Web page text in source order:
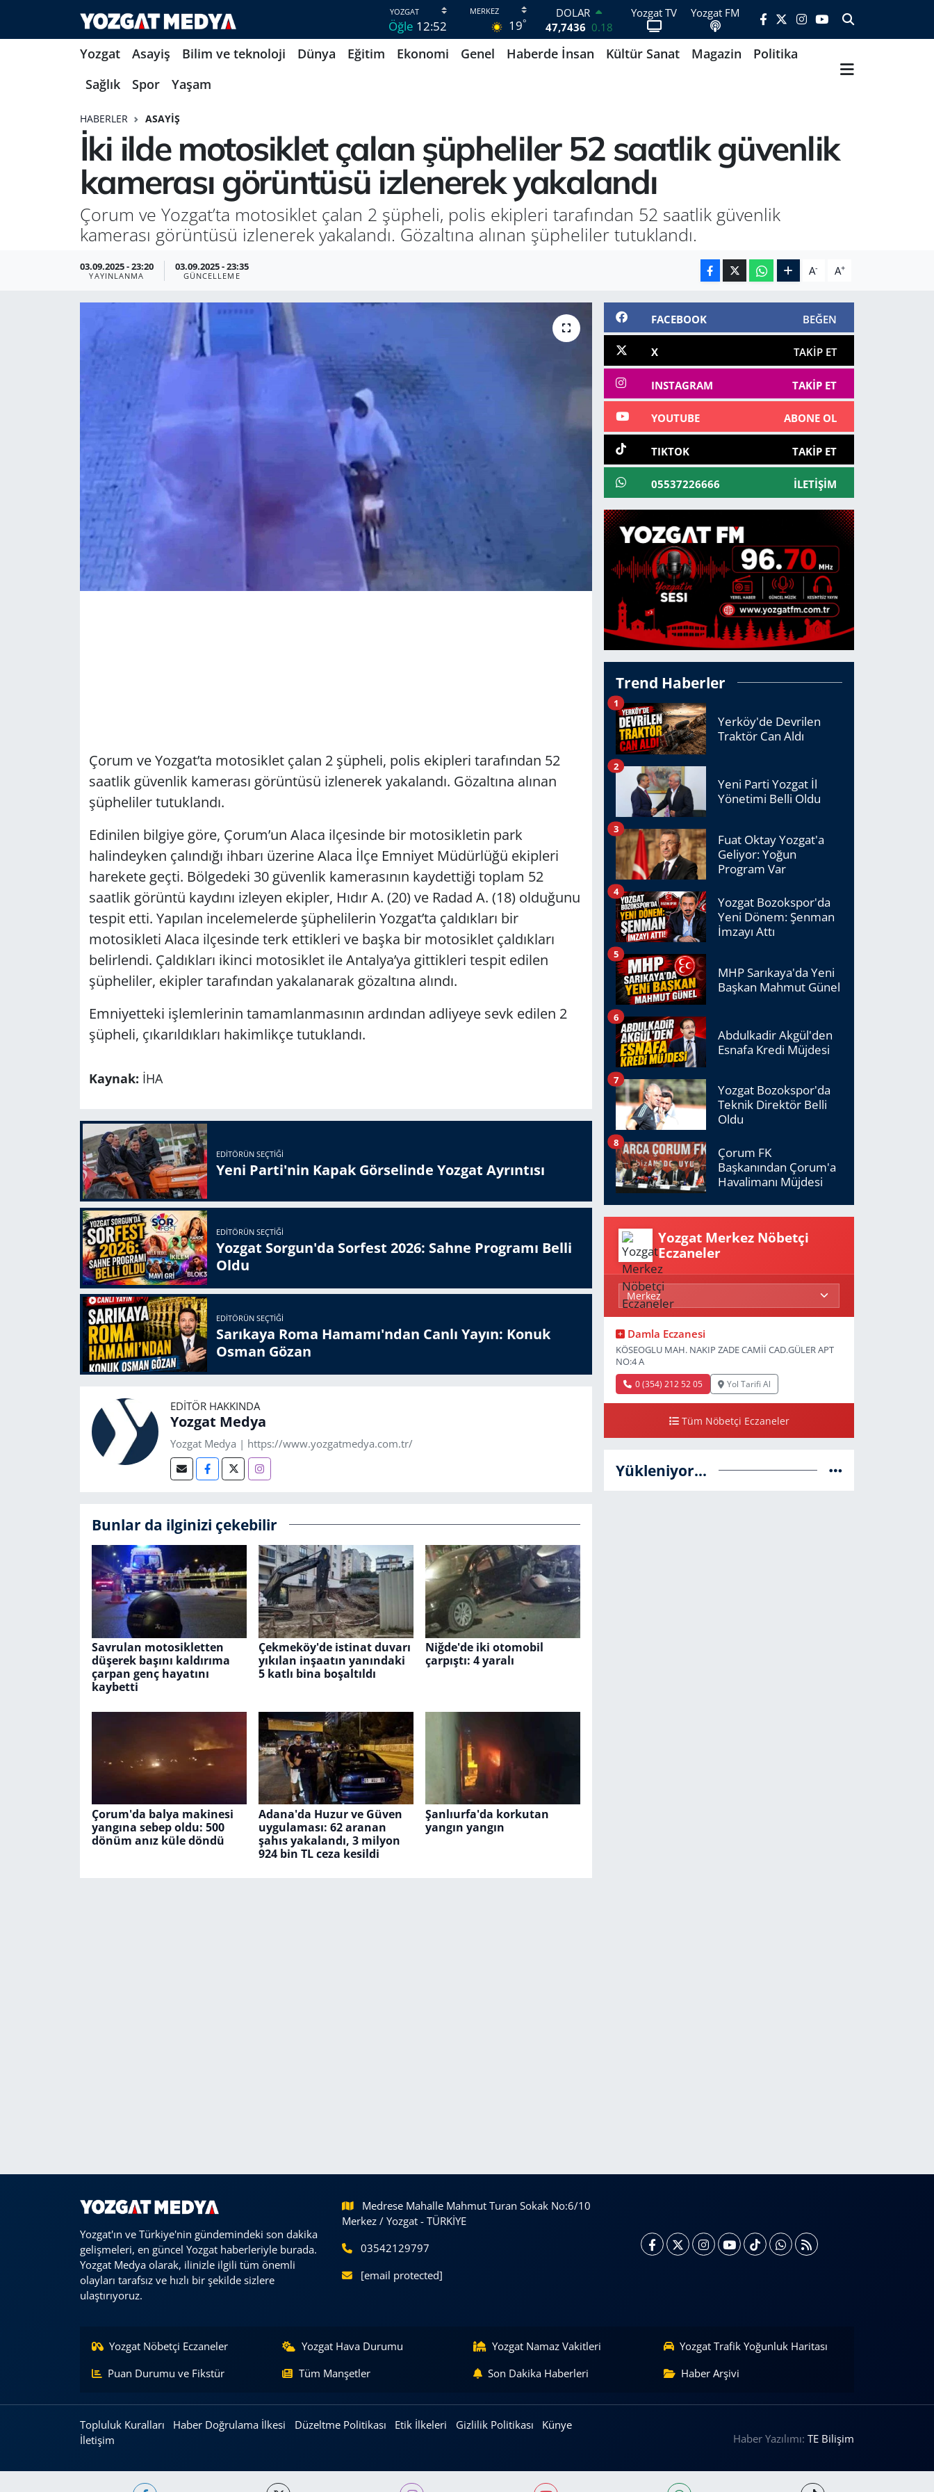
Öğle 12:52 19°
DOLAR
47,7436 0.18
EURO
55,2510 0.32
13.779 -14
BITCOIN
64.959,79
Yozgat TV Yozgat FM
Yozgat Asayiş Bilim ve teknoloji Dünya Eğitim Ekonomi Genel Haberde İnsan Kültür Sanat Magazin
Politika
Sağlık
Spor Yaşam
HABERLER ASAYIŞ
İki ilde motosiklet çalan şüpheliler 52 saatlik güvenlik
kamerası görüntüsü izlenerek yakalandı
Çorum ve Yozgat’ta motosiklet çalan 2 şüpheli, polis ekipleri tarafından 52 saatlik güvenlik
kamerası görüntüsü izlenerek yakalandı. Gözaltına alınan şüpheliler tutuklandı.
03.09.2025 - 23:20
YAYINLANMA
03.09.2025 - 23:35
GÜNCELLEME A- A+
Çorum ve Yozgat’ta motosiklet çalan 2 şüpheli, polis ekipleri tarafından 52
saatlik güvenlik kamerası görüntüsü izlenerek yakalandı. Gözaltına alınan
şüpheliler tutuklandı.
Edinilen bilgiye göre, Çorum’un Alaca ilçesinde bir motosikletin park
halindeyken çalındığı ihbarı üzerine Alaca İlçe Emniyet Müdürlüğü ekipleri
harekete geçti. Bölgedeki 30 güvenlik kamerasının kaydettiği toplam 52
saatlik görüntü kaydını izleyen ekipler, Hıdır A. (20) ve Radad A. (18) olduğunu
tespit etti. Yapılan incelemelerde şüphelilerin Yozgat’ta çaldıkları bir
motosikleti Alaca ilçesinde terk ettikleri ve başka bir motosiklet çaldıkları
belirlendi. Çaldıkları ikinci motosiklet ile Antalya’ya gittikleri tespit edilen
şüpheliler, ekipler tarafından yakalanarak gözaltına alındı.
Emniyetteki işlemlerinin tamamlanmasının ardından adliyeye sevk edilen 2
şüpheli, çıkarıldıkları hakimlikçe tutuklandı.
Kaynak: İHA
EDITÖRÜN SEÇTIĞI
Yeni Parti'nin Kapak Görselinde Yozgat Ayrıntısı
EDITÖRÜN SEÇTIĞI
Yozgat Sorgun'da Sorfest 2026: Sahne Programı Belli
Oldu
EDITÖRÜN SEÇTIĞI
Sarıkaya Roma Hamamı'ndan Canlı Yayın: Konuk
Osman Gözan
EDITÖR HAKKINDA
Yozgat Medya
Yozgat Medya | https://www.yozgatmedya.com.tr/
Bunlar da ilginizi çekebilir
Savrulan motosikletten
düşerek başını kaldırıma
çarpan genç hayatını
kaybetti
Çekmeköy'de istinat duvarı
yıkılan inşaatın yanındaki
5 katlı bina boşaltıldı
Niğde'de iki otomobil
çarpıştı: 4 yaralı
Çorum'da balya makinesi
yangına sebep oldu: 500
dönüm anız küle döndü
Adana'da Huzur ve Güven
uygulaması: 62 aranan
şahıs yakalandı, 3 milyon
924 bin TL ceza kesildi
Şanlıurfa'da korkutan
yangın yangın
FACEBOOK BEĞEN
X TAKIP ET
INSTAGRAM TAKIP ET
YOUTUBE ABONE OL
TIKTOK TAKIP ET
05537226666 İLETIŞIM
Trend Haberler
Yerköy'de Devrilen
Traktör Can Aldı
1
Yeni Parti Yozgat İl
Yönetimi Belli Oldu
2
Fuat Oktay Yozgat'a
Geliyor: Yoğun
Program Var
3
Yozgat Bozokspor'da
Yeni Dönem: Şenman
İmzayı Attı
4
MHP Sarıkaya'da Yeni
Başkan Mahmut Günel
5
Abdulkadir Akgül'den
Esnafa Kredi Müjdesi
6
Yozgat Bozokspor'da
Teknik Direktör Belli
Oldu
7
Çorum FK
Başkanından Çorum'a
Havalimanı Müjdesi
8
Yozgat Merkez Nöbetçi
Eczaneler
Damla Eczanesi
KÖSEOGLU MAH. NAKIP ZADE CAMİİ CAD.GÜLER APT
NO:4 A
0 (354) 212 52 05 Yol Tarifi Al
Tüm Nöbetçi Eczaneler
Yükleniyor...
Yozgat'ın ve Türkiye'nin gündemindeki son dakika
gelişmeleri, en güncel Yozgat haberleriyle burada.
Yozgat Medya olarak, ilinizle ilgili tüm önemli
olayları tarafsız ve hızlı bir şekilde sizlere
ulaştırıyoruz.
Medrese Mahalle Mahmut Turan Sokak No:6/10
Merkez / Yozgat - TÜRKİYE
03542129797
[email protected]
Yozgat Nöbetçi Eczaneler Yozgat Hava Durumu Yozgat Namaz Vakitleri
Yozgat Trafik Yoğunluk Haritası
Puan Durumu ve Fikstür
Tüm Manşetler Son Dakika Haberleri Haber Arşivi
Topluluk Kuralları Haber Doğrulama İlkesi Düzeltme Politikası Etik İlkeleri Gizlilik Politikası
Künye
İletişim
Haber Yazılımı:TE Bilişim